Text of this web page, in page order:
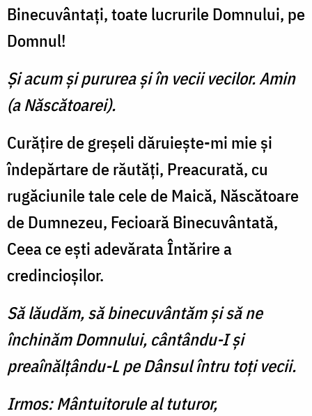
Binecuvântaţi, toate lucrurile Domnului, pe
Domnul!
Şi acum şi pururea şi în vecii vecilor. Amin
(a Născătoarei).
Curăţire de greşeli dăruieşte-mi mie şi
îndepărtare de rău­tăţi, Preacurată, cu
rugăciunile tale cele de Maică, Născătoare
de Dumnezeu, Fecioară Binecu­vântată,
Ceea ce eşti adevărata Întărire a
credincioşilor.
Să lăudăm, să binecuvântăm şi să ne
închinăm Domnului, cântându-I şi
preaînălţându-L pe Dânsul întru toţi vecii.
Irmos: Mântuitorule al tuturor,